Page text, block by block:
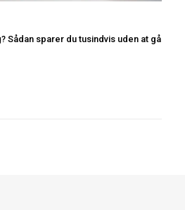
Sådan sparer du tusindvis uden at gå